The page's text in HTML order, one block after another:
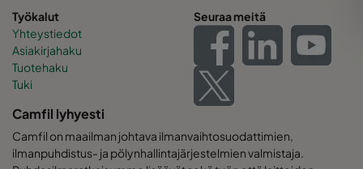
Työkalut
Yhteystiedot
Asiakirjahaku
Tuotehaku
Tuki
Seuraa meitä
Camfil lyhyesti
Camfil on maailman johtava ilmanvaihtosuodattimien,
ilmanpuhdistus- ja pölynhallintajärjestelmien valmistaja.